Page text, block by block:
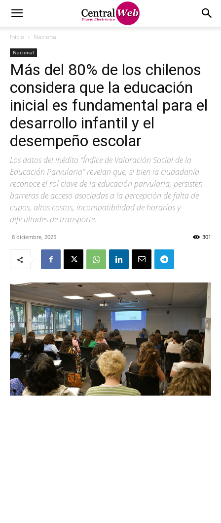
Inicio Nacional
Nacional
Más del 80% de los chilenos
considera que la educación
inicial es fundamental para el
desarrollo infantil y el
desempeño escolar
Los datos del inédito “Índice de Valoración Social de la
Educación Parvularia” revelan que, si bien la ciudadanía
reconoce el rol clave de la educación parvularia, persisten
barreras de acceso asociadas a la percepción de falta de
cupos, altos costos, incompatibilidad de horarios y
dificultades de transporte.
8 diciembre, 2025 301